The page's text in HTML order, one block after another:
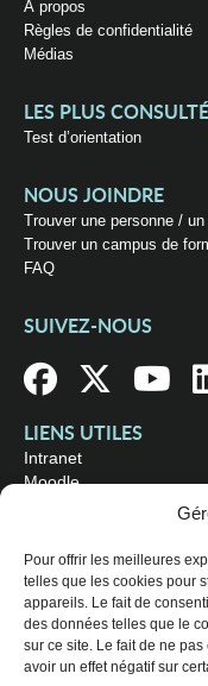
Pour offrir les meilleures
telles que les cookies pour
appareils. Le fait de
des données telles que le
sur ce site. Le fait de ne
avoir un effet négatif sur
À propos
Règles de confidentialité
Médias
LES PLUS
Test d’orientation
NOUS JOINDRE
Trouver une personne /
Trouver un campus de
FAQ
SUIVEZ-NOUS
LIENS UTILES
Intranet
Moodle
OÙ NOUS TROUVER
Campus principal
3800, rue Sherbrooke
Montréal (Québec) H1X
Consultez lesheures